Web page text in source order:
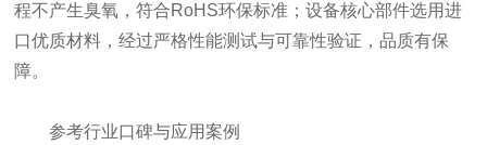
程不产生臭氧，符合RoHS环保标准；设备核心部件选用进
口优质材料，经过严格性能测试与可靠性验证，品质有保
障。
参考行业口碑与应用案例